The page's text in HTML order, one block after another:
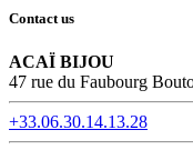
Contact us
ACAÏ BIJOU
47 rue du Faubourg
+33.06.30.14.13.28